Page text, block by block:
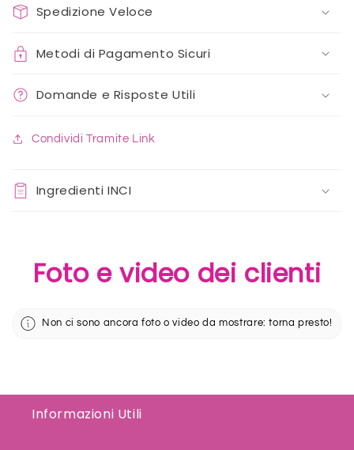
Spedizione Veloce
Metodi di Pagamento Sicuri
Domande e Risposte Utili
Condividi Tramite Link
Ingredienti INCI
Foto e video dei clienti
Non ci sono ancora foto o video da mostrare: torna presto!
Informazioni Utili